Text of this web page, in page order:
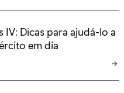
IV: Dicas para ajudá-lo a
em dia